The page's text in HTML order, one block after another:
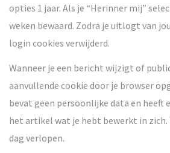
opties 1 jaar. Als je “Herinner mij”
weken bewaard. Zodra je uitlogt van
login cookies verwijderd.
Wanneer je een bericht wijzigt of
aanvullende cookie door je browser
bevat geen persoonlijke data en heeft
het artikel wat je hebt bewerkt in zich.
dag verlopen.